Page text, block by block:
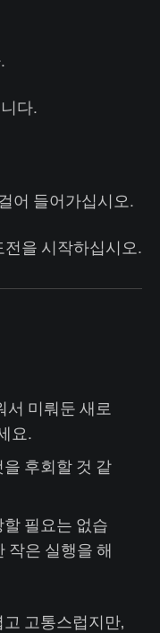
다.
어 들어가십시오.
을 시작하십시오.
미뤄둔 새로
요.
후회할 것 같
필요는 없습
작은 실행을 해
고통스럽지만,